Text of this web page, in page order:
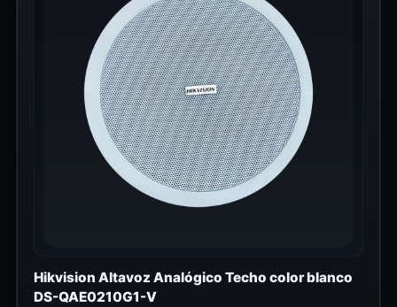
Hikvision Altavoz Analógico Techo color blanco
DS-QAE0210G1-V